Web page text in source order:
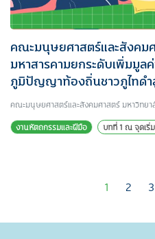
คณะมนุษยศาสตร์และสังคม
มหาสารคามยกระดับเพิ่มมูล
ภูมิปัญญาท้องถิ่นชาวภูไทดำ
คณะมนุษยศาสตร์และสังคมศาสตร์ มหาวิทยา
งานหัตถกรรมและฝีมือ
บทที่ 1 ณ จุดเริ่
1 2 3